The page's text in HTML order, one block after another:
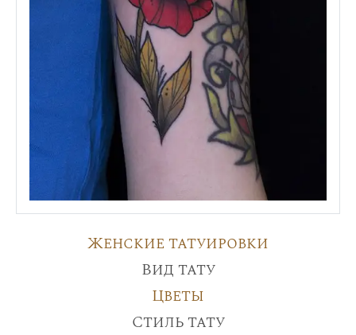
Женские татуировки
Вид тату
Цветы
Стиль тату